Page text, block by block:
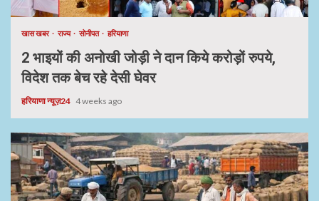
खास खबर राज्य सोनीपत हरियाणा
2 भाइयों की अनोखी जोड़ी ने दान किये करोड़ों रुपये,
विदेश तक बेच रहे देसी घेवर
हरियाणा न्यूज़24 4 weeks ago